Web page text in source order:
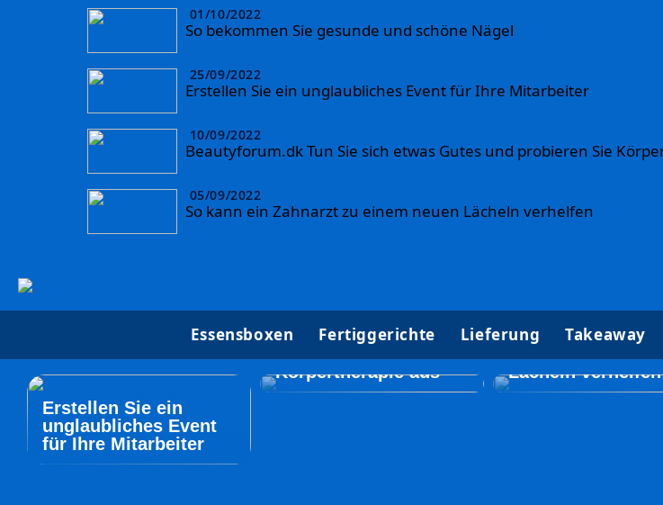
01/10/2022
So bekommen Sie gesunde und schöne Nägel
25/09/2022
Erstellen Sie ein unglaubliches Event für Ihre Mitarbeiter
10/09/2022
Beautyforum.dk Tun Sie sich etwas Gutes und probieren Sie
05/09/2022
So kann ein Zahnarzt zu einem neuen Lächeln verhelfen
Essensboxen Fertiggerichte Lieferung Takeaway
Erstellen Sie ein
unglaubliches Event
für Ihre Mitarbeiter
Beautyforum.dk Tun
Sie sich etwas Gutes
Körpertherapie aus
So kann ein
Lächeln verhelfen